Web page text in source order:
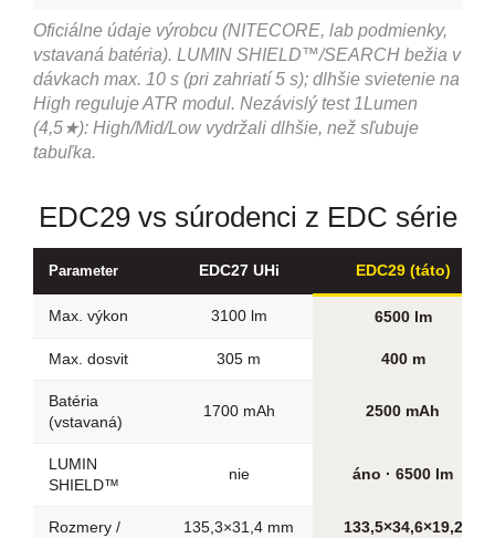
Oficiálne údaje výrobcu (NITECORE, lab podmienky,
vstavaná batéria). LUMIN SHIELD™/SEARCH bežia v
dávkach max. 10 s (pri zahriatí 5 s); dlhšie svietenie na
High reguluje ATR modul. Nezávislý test 1Lumen
(4,5★): High/Mid/Low vydržali dlhšie, než sľubuje
tabuľka.
EDC29 vs súrodenci z EDC série
Parameter EDC27 UHi EDC29 (táto)
Max. výkon 3100 lm 6500 lm
Max. dosvit 305 m 400 m
Batéria
(vstavaná)
1700 mAh 2500 mAh
LUMIN
SHIELD™
nie áno · 6500 lm
Rozmery /
135,3×31,4 mm
133,5×34,6×19,2